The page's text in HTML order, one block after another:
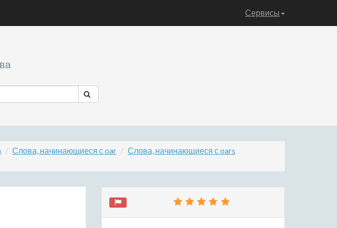
Сервисы
Слова, начинающиеся с oar
Слова, начинающиеся с oars